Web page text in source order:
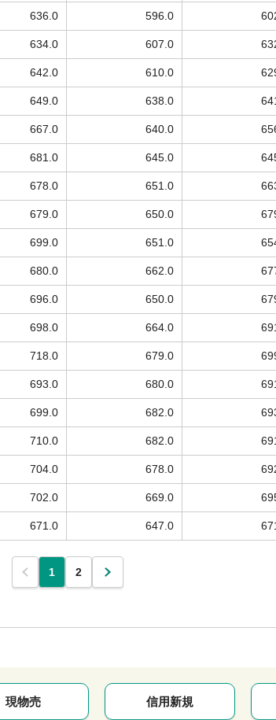
636.0 596.0
634.0 607.0
642.0 610.0
649.0 638.0
667.0 640.0
681.0 645.0
678.0 651.0
679.0 650.0
699.0 651.0
680.0 662.0
696.0 650.0
698.0 664.0
718.0 679.0
693.0 680.0
699.0 682.0
710.0 682.0
704.0 678.0
702.0 669.0
671.0 647.0
1 2
現物売 信用新規